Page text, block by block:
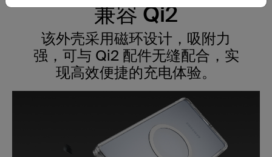
兼容 Qi2
该外壳采用磁环设计，吸附力
强，可与 Qi2 配件无缝配合，实
现高效便捷的充电体验。